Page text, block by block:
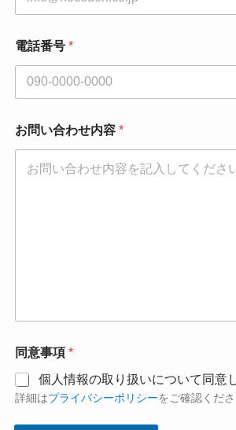
名
前
ア
ド
レ
電話番号 *
お問い合わせ内容 *
同意事項 *
個人情報の取り扱いについて同意
詳細はプライバシーポリシーをご確認くださ